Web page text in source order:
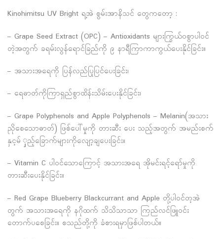
Kinohimitsu UV Bright ရ့အဲ စွမ်းအာနိသင် တွေကတော့ :
– Grape Seed Extract (OPC) – Antioxidants များကြွယ်ဝစွာပါဝင်
တဲ့အတွက် ခရမ်းလွန်ရောင်ခြည်ကို ၉ နာရီကြာကာကွယ်ပေးနိုင်ခြင်း။
– အသားအရေကို ပြန်လည်ပြုပြင်ပေးခြင်း၊
– ရေဓာတ်ကိုကြာရှည်စွာထိန်းသိမ်းပေးနိုင်ခြင်း၊
– Grape Polyphenols and Apple Polyphenols – Melanin(အသား
ညိုစေသောဓာတ်) ဖြစ်ပေါ်မှုကို တားဆီး ပေး သည့်အတွက် အမည်းစက်
နှင့မ် ှည့်ခြောက်များကိုလျော့ချပေးခြင်း။
– Vitamin C ပါဝင်သောကြောင့် အသားအရေ အိုမင်းရင့်ရော်မှုကို
တားဆီးပေးနိုင်ခြင်း။
– Red Grape Blueberry Blackcurrant and Apple တို့ပါဝင်တ့အဲ
တွက် အသားအရေကို နဂိုထက် သိသိသာသာ ကြည်လင်ဖြူဝင်း
တောက်ပစေခြင်း။ စသည်တို့ကို ခံစားရမှာဖြစ်ပါတယ်။